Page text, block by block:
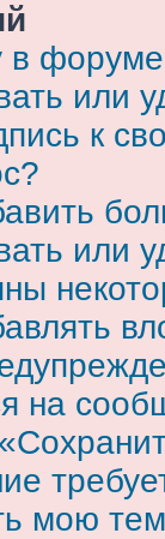
в
или
к
или
на
мою